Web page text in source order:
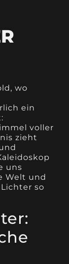
wo
ein
voller
zieht
uns
Welt und
so